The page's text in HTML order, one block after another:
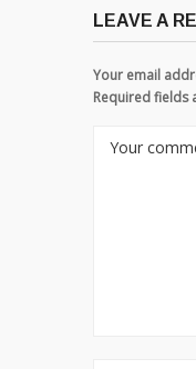
LEAVE A
Your email
Required fields
Your